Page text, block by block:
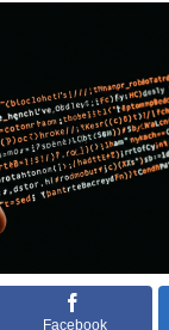
Facebook